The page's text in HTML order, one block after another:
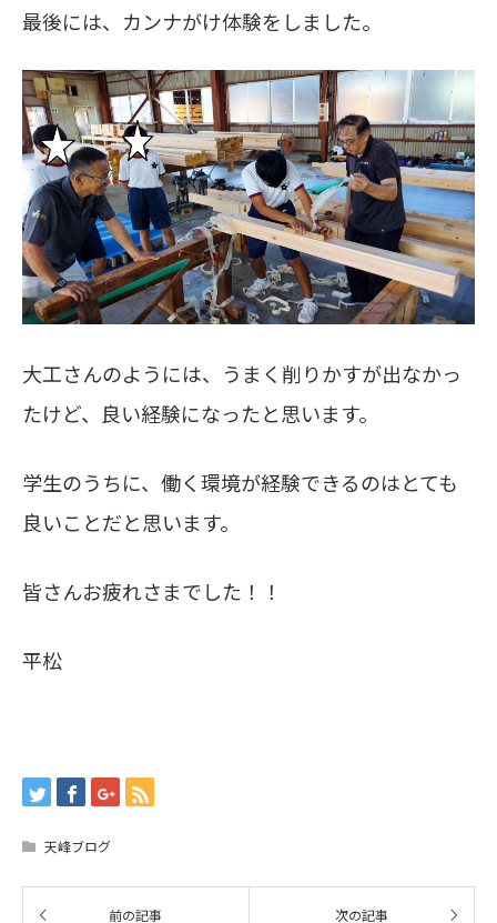
最後には、カンナがけ体験をしました。
大工さんのようには、うまく削りかすが出なかっ
たけど、良い経験になったと思います。
学生のうちに、働く環境が経験できるのはとても
良いことだと思います。
皆さんお疲れさまでした！！
平松
天峰ブログ